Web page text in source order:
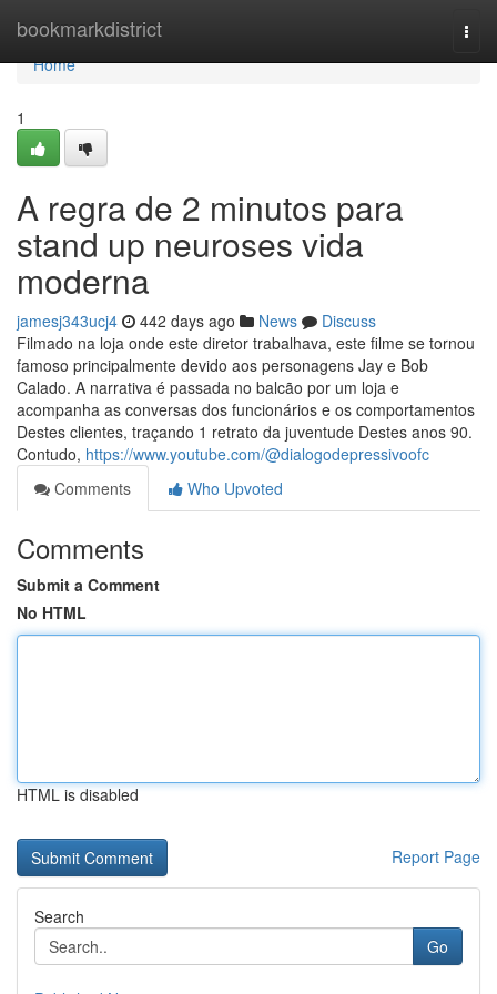
bookmarkdistrict
Home
Home
1
A regra de 2 minutos para
stand up neuroses vida
moderna
jamesj343ucj4 442 days ago News
Discuss
Filmado na loja onde este diretor trabalhava, este filme se tornou
famoso principalmente devido aos personagens Jay e Bob
Calado. A narrativa é passada no balcão por um loja e
acompanha as conversas dos funcionários e os comportamentos
Destes clientes, traçando 1 retrato da juventude Destes anos 90.
Contudo, https://www.youtube.com/@dialogodepressivoofc
Comments
Who Upvoted
Comments
Submit a Comment
No HTML
HTML is disabled
Report Page
Search
Go